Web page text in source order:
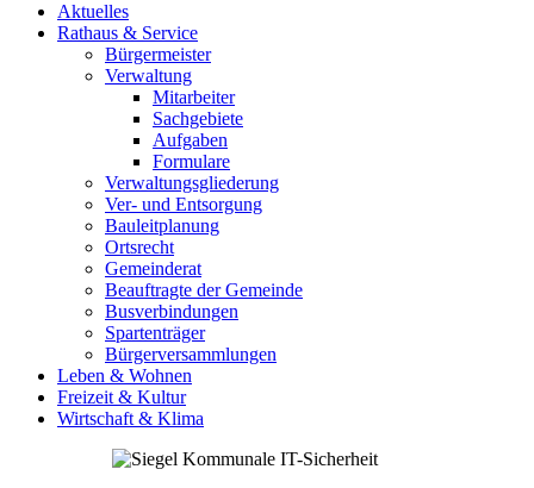
Aktuelles
Rathaus & Service
Bürgermeister
Verwaltung
Mitarbeiter
Sachgebiete
Aufgaben
Formulare
Verwaltungsgliederung
Ver- und Entsorgung
Bauleitplanung
Ortsrecht
Gemeinderat
Beauftragte der Gemeinde
Busverbindungen
Spartenträger
Bürgerversammlungen
Leben & Wohnen
Freizeit & Kultur
Wirtschaft & Klima